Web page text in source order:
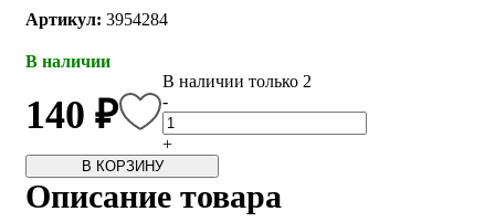
Артикул: 3954284
В наличии
140 ₽
В наличии только 2
-
+
В КОРЗИНУ
Описание товара